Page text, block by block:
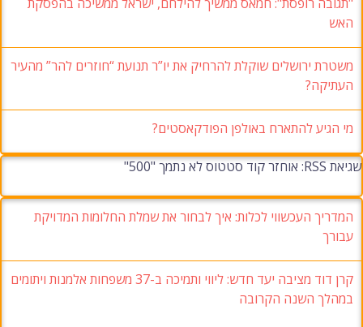
האש
משטרת ירושלים שוקלת להרחיק את יו”ר תנועת “חוזרים להר” מהעיר
העתיקה?
מי הגיע להתארח באולפן הפודקאסטים?
שגיאת RSS: אוחזר קוד סטטוס לא נתמך "500"
המדריך העכשווי לכלות: איך לבחור את שמלת החלומות המדויקת
עבורך
קרן דוד מציבה יעד חדש: ליווי ותמיכה ב-37 משפחות אלמנות ויתומים
במהלך השנה הקרובה